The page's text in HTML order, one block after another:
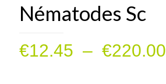
Nématodes Sc
€12.45 – €220.00